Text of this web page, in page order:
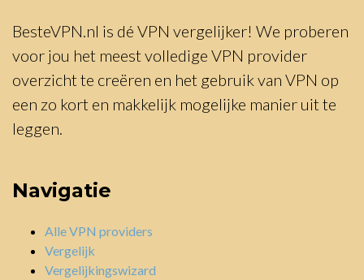
BesteVPN.nl is dé VPN vergelijker! We proberen
voor jou het meest volledige VPN provider
overzicht te creëren en het gebruik van VPN op
een zo kort en makkelijk mogelijke manier uit te
leggen.
Navigatie
Alle VPN providers
Vergelijk
Vergelijkingswizard